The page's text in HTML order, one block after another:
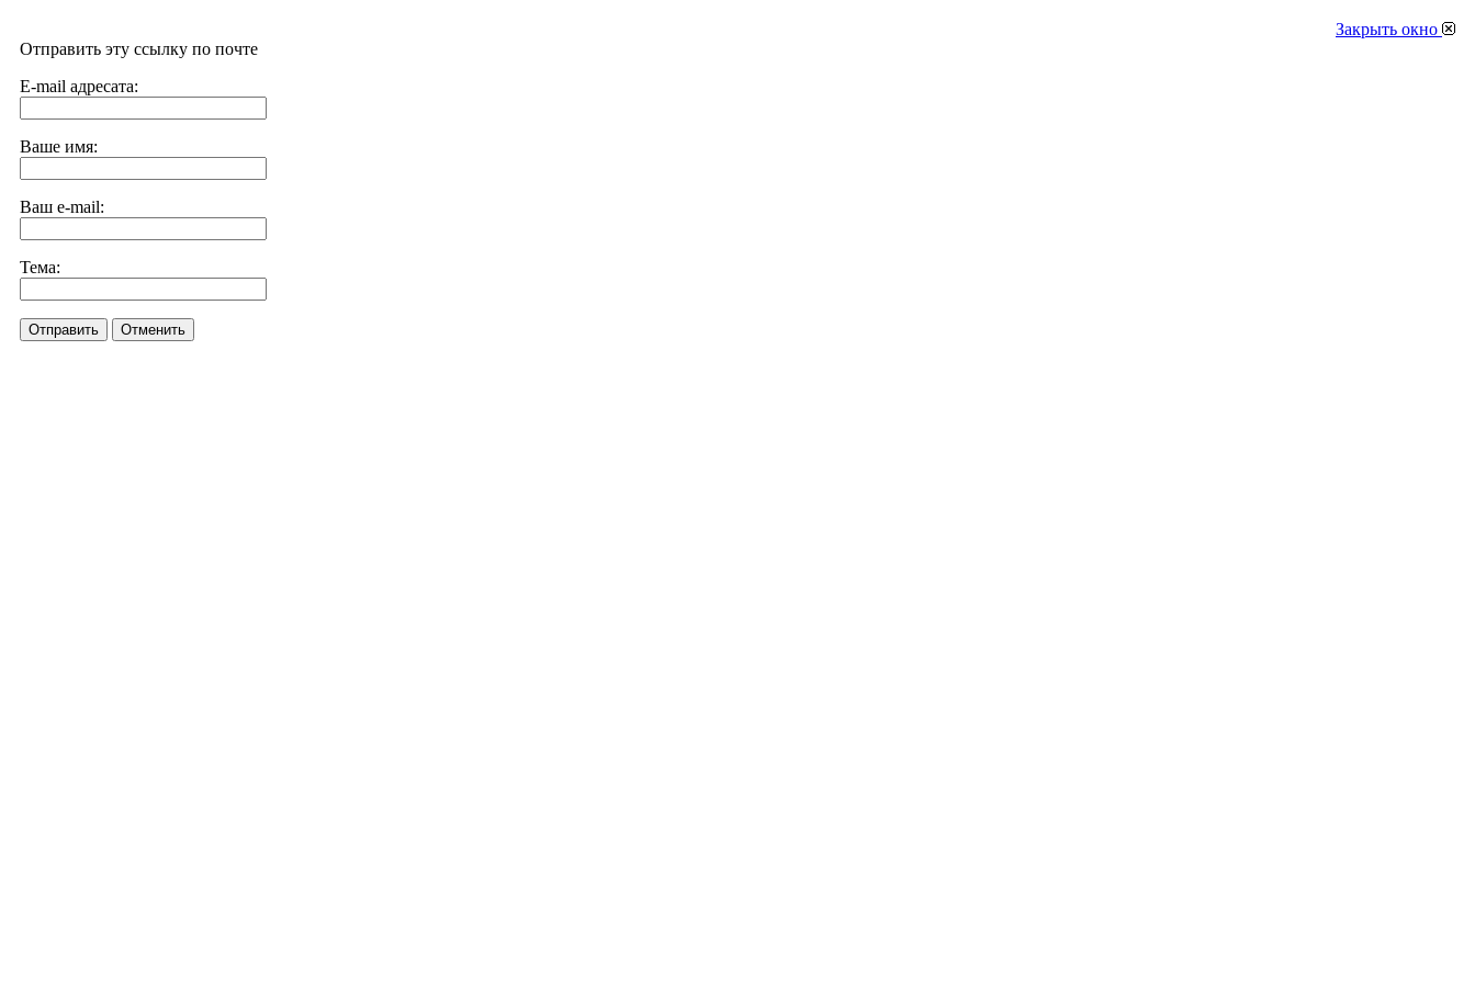
Закрыть окно
Отправить эту ссылку по почте
E-mail адресата:
Ваше имя:
Ваш e-mail:
Тема:
Отправить Отменить